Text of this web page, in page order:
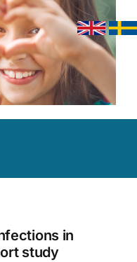
Om studien
in
study